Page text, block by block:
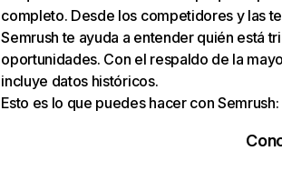
completo. Desde los competidores y las
Semrush te ayuda a entender quién está
oportunidades. Con el respaldo de la
incluye datos históricos.
Esto es lo que puedes hacer con Semrush: